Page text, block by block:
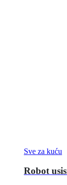
Sve za kuću
Robot